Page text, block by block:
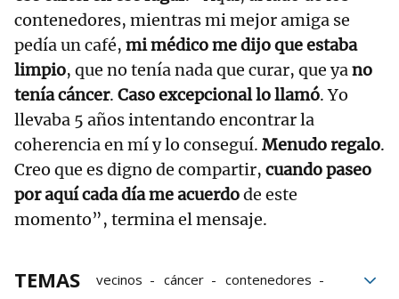
contenedores, mientras mi mejor amiga se
pedía un café, mi médico me dijo que estaba
limpio, que no tenía nada que curar, que yano
tenía cáncer. Caso excepcional lo llamó. Yo
llevaba 5 años intentando encontrar la
coherencia en mí y lo conseguí. Menudo regalo.
Creo que es digno de compartir, cuando paseo
por aquí cada día me acuerdode este
momento”, termina el mensaje.
TEMAS vecinos cáncer
contenedores